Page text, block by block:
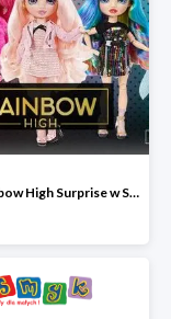
Lalki Rainbow High Surprise w Smyku do -35%